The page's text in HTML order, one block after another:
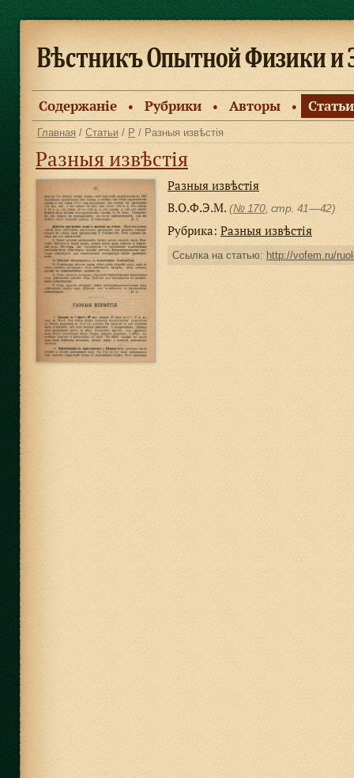
Содержанiе ● Рубрики ● Авторы ● Статьи
Главная / Статьи / Р / Разныя извѣстiя
Разныя извѣстiя
Разныя извѣстiя
В.О.Ф.Э.М. (№ 170, стр. 41—42)
Рубрика: Разныя извѣстiя
Ссылка на статью: http://vofem.ru/